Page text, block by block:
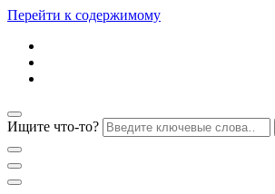
Перейти к содержимому
Ищите что-то?